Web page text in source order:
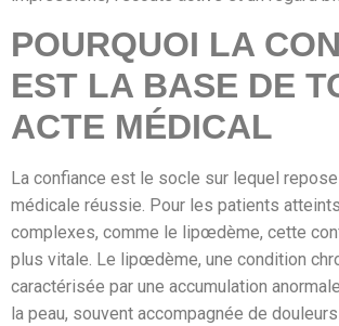
POURQUOI LA
EST LA BASE DE
ACTE MÉDICAL
La confiance est le socle sur lequel
médicale réussie. Pour les patients
complexes, comme le lipœdème, cette
plus vitale. Le lipœdème, une condition
caractérisée par une accumulation
la peau, souvent accompagnée de